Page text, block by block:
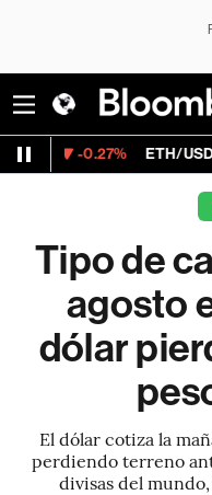
ETH/USD 1,907.02
Tipo de
agosto
dólar
El dólar cotiza la
perdiendo terreno
divisas del